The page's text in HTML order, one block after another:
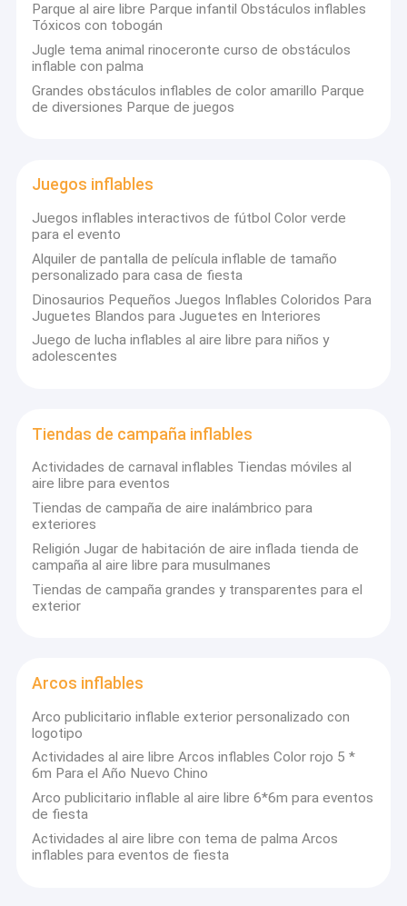
Parque al aire libre Parque infantil Obstáculos inflables
Tóxicos con tobogán
Jugle tema animal rinoceronte curso de obstáculos
inflable con palma
Grandes obstáculos inflables de color amarillo Parque
de diversiones Parque de juegos
Juegos inflables
Juegos inflables interactivos de fútbol Color verde
para el evento
Alquiler de pantalla de película inflable de tamaño
personalizado para casa de fiesta
Dinosaurios Pequeños Juegos Inflables Coloridos Para
Juguetes Blandos para Juguetes en Interiores
Juego de lucha inflables al aire libre para niños y
adolescentes
Tiendas de campaña inflables
Actividades de carnaval inflables Tiendas móviles al
aire libre para eventos
Tiendas de campaña de aire inalámbrico para
exteriores
Religión Jugar de habitación de aire inflada tienda de
campaña al aire libre para musulmanes
Tiendas de campaña grandes y transparentes para el
exterior
Arcos inflables
Arco publicitario inflable exterior personalizado con
logotipo
Actividades al aire libre Arcos inflables Color rojo 5 *
6m Para el Año Nuevo Chino
Arco publicitario inflable al aire libre 6*6m para eventos
de fiesta
Actividades al aire libre con tema de palma Arcos
inflables para eventos de fiesta